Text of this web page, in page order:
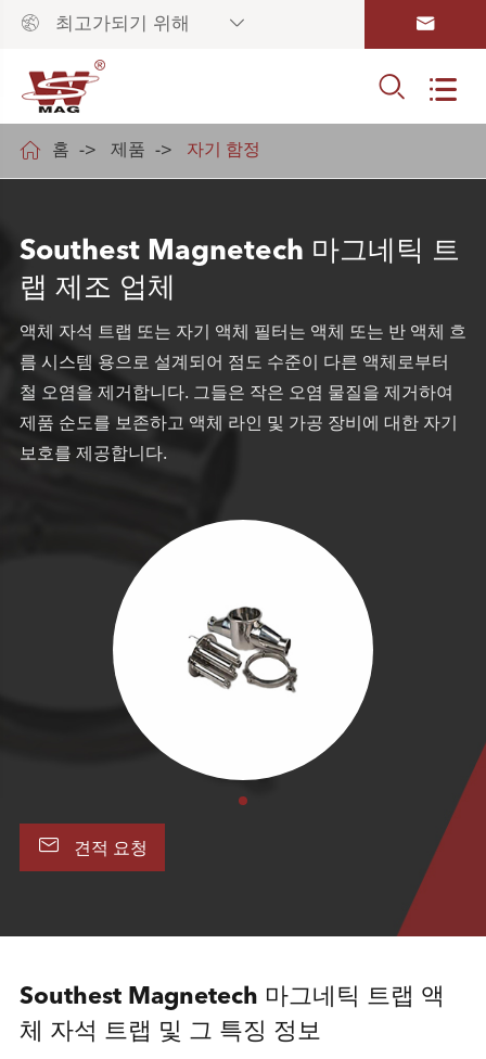
 최고가되기 위해  
 
 홈 제품 자기 함정
Southest Magnetech 마그네틱 트
랩 제조 업체
액체 자석 트랩 또는 자기 액체 필터는 액체 또는 반 액체 흐
름 시스템 용으로 설계되어 점도 수준이 다른 액체로부터
철 오염을 제거합니다. 그들은 작은 오염 물질을 제거하여
제품 순도를 보존하고 액체 라인 및 가공 장비에 대한 자기
보호를 제공합니다.
 견적 요청
Southest Magnetech 마그네틱 트랩 액
체 자석 트랩 및 그 특징 정보